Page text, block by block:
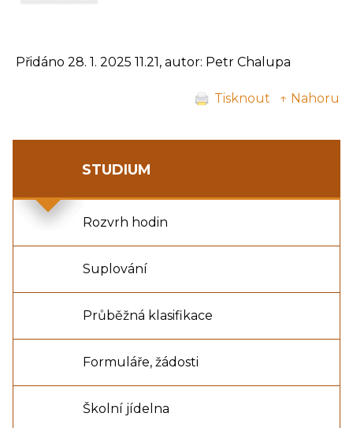
Přidáno 28. 1. 2025 11.21, autor: Petr Chalupa
Tisknout ↑ Nahoru
STUDIUM
Rozvrh hodin
Suplování
Průběžná klasifikace
Formuláře, žádosti
Školní jídelna